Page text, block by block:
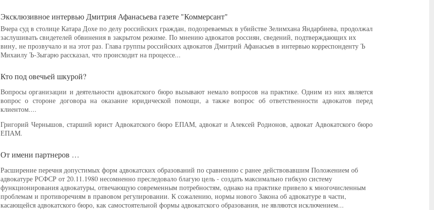
Эксклюзивное интервью Дмитрия Афанасьева газете "Коммерсант"
Вчера суд в столице Катара Дохе по делу российских граждан, подозреваемых в убийстве Зелимхана Яндарбиева, продолжал
заслушивать свидетелей обвинения в закрытом режиме. По мнению адвокатов россиян, сведений, подтверждающих их
вину, не прозвучало и на этот раз. Глава группы российских адвокатов Дмитрий Афанасьев в интервью корреспонденту Ъ
Михаилу Ъ-Зыгарю рассказал, что происходит на процессе...
Кто под овечьей шкурой?
Вопросы организации и деятельности адвокатского бюро вызывают немало вопросов на практике. Одним из них является
вопрос о стороне договора на оказание юридической помощи, а также вопрос об ответственности адвокатов перед
клиентом....
Григорий Чернышов, старший юрист Адвокатского бюро ЕПАМ, адвокат и Алексей Родионов, адвокат Адвокатского бюро
ЕПАМ.
От имени партнеров …
Расширение перечня допустимых форм адвокатских образований по сравнению с ранее действовавшим Положением об
адвокатуре РСФСР от 20.11.1980 несомненно преследовало благую цель - создать максимально гибкую систему
функционирования адвокатуры, отвечающую современным потребностям, однако на практике привело к многочисленным
проблемам и противоречиям в правовом регулировании. К сожалению, нормы нового Закона об адвокатуре в части,
касающейся адвокатского бюро, как самостоятельной формы адвокатского образования, не являются исключением...